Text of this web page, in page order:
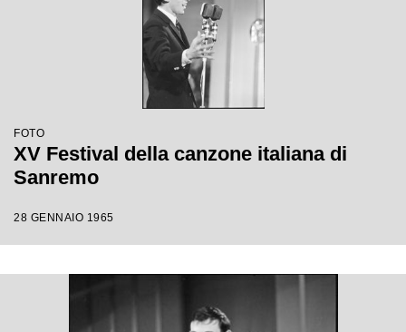
FOTO
XV Festival della canzone italiana di
Sanremo
28 GENNAIO 1965